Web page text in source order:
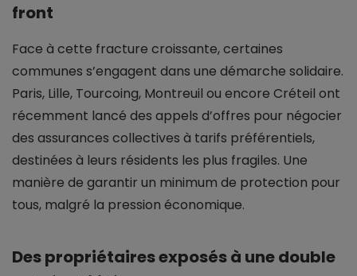
front
Face à cette fracture croissante, certaines
communes s’engagent dans une démarche solidaire.
Paris, Lille, Tourcoing, Montreuil ou encore Créteil ont
récemment lancé des appels d’offres pour négocier
des assurances collectives à tarifs préférentiels,
destinées à leurs résidents les plus fragiles. Une
manière de garantir un minimum de protection pour
tous, malgré la pression économique.
Des propriétaires exposés à une double